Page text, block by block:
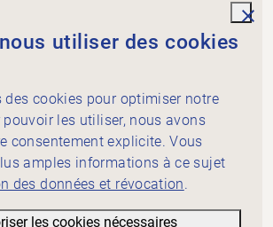
utiliser des cookies
des cookies pour optimiser notre
pouvoir les utiliser, nous avons
consentement explicite. Vous
amples informations à ce sujet
des données et révocation.
les cookies nécessaires